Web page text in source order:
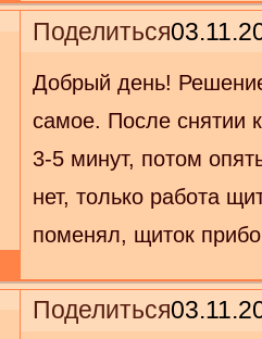
Поделиться
Добрый день!
самое. После снятии
3-5 минут, потом
нет, только работа
поменял, щиток
Поделиться